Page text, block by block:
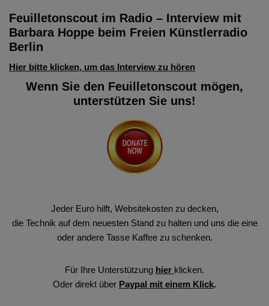
Feuilletonscout im Radio – Interview mit
Barbara Hoppe beim Freien Künstlerradio
Berlin
Hier bitte klicken, um das Interview zu hören
Wenn Sie den Feuilletonscout mögen,
unterstützen Sie uns!
Jeder Euro hilft, Websitekosten zu decken,
die Technik auf dem neuesten Stand zu halten und uns die eine
oder andere Tasse Kaffee zu schenken.
Für Ihre Unterstützung hier klicken.
Oder direkt über Paypal mit einem Klick.